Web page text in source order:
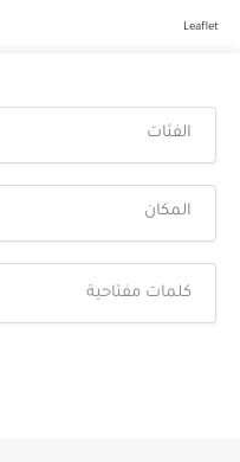
الفئات
المكان
Leaflet